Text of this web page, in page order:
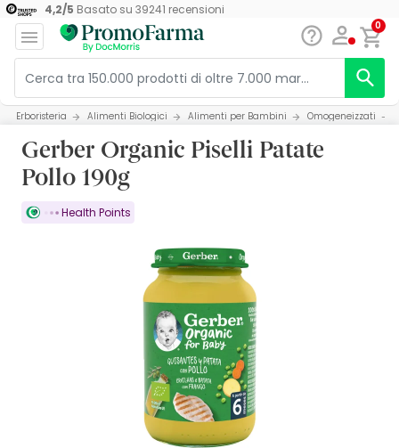
4,2/5 Basato su 39241 recensioni
0
Erboristeria Alimenti Biologici Alimenti per Bambini Omogeneizzati
Gerber Organic Piselli Patate
Pollo 190g
Health Points